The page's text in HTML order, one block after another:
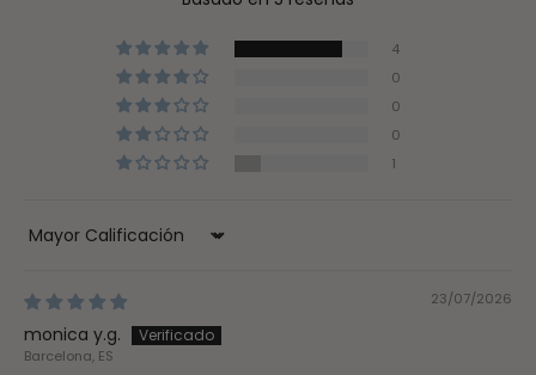
4
0
0
0
1
Sort by
23/07/2026
monica y.g.
Barcelona, ES